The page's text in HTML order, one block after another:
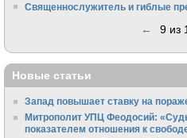
Священнослужитель и гиблые
← 9 из
Новые статьи
Запад повышает ставку на
Митрополит УПЦ Феодосий:
показателем отношения к